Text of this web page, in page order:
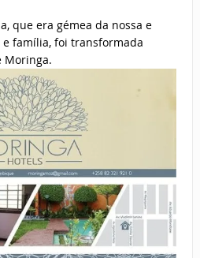
que era gémea da nossa e
e família, foi transformada
Moringa.